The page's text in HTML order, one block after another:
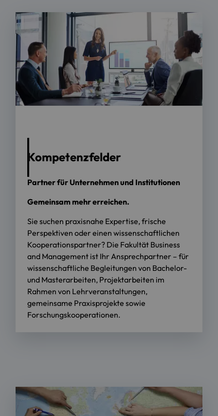
Kompetenzfelder
Partner für Unternehmen und Institutionen
Gemeinsam mehr erreichen.
Sie suchen praxisnahe Expertise, frische
Perspektiven oder einen wissenschaftlichen
Kooperationspartner? Die Fakultät Business
and Management ist Ihr Ansprechpartner – für
wissenschaftliche Begleitungen von Bachelor-
und Masterarbeiten, Projektarbeiten im
Rahmen von Lehrveranstaltungen,
gemeinsame Praxisprojekte sowie
Forschungskooperationen.